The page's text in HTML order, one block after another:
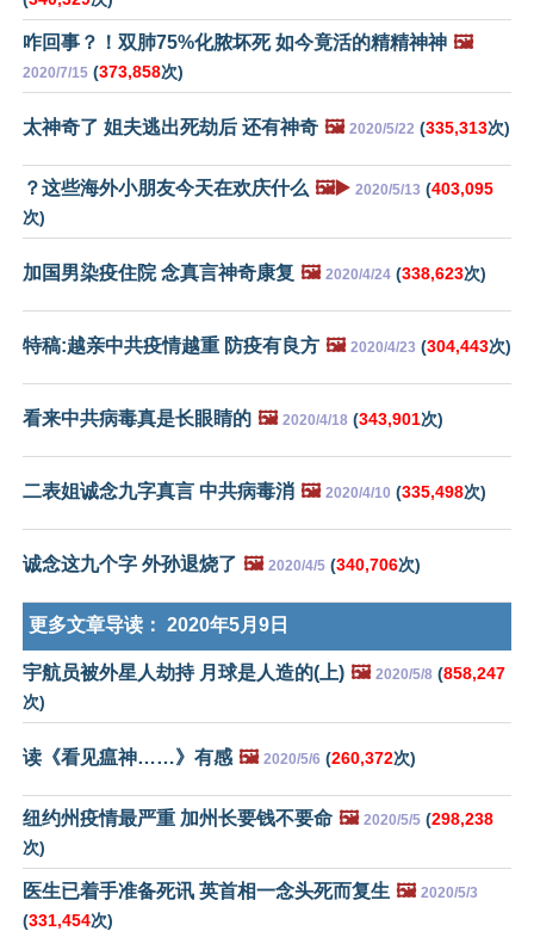
咋回事？！双肺75%化脓坏死 如今竟活的精精神神 🖼️
2020/7/15 (373,858次)
太神奇了 姐夫逃出死劫后 还有神奇 🖼️ 2020/5/22 (335,313次)
？这些海外小朋友今天在欢庆什么 🖼️▶️ 2020/5/13 (403,095
次)
加国男染疫住院 念真言神奇康复 🖼️ 2020/4/24 (338,623次)
特稿:越亲中共疫情越重 防疫有良方 🖼️ 2020/4/23 (304,443次)
看来中共病毒真是长眼睛的 🖼️ 2020/4/18 (343,901次)
二表姐诚念九字真言 中共病毒消 🖼️ 2020/4/10 (335,498次)
诚念这九个字 外孙退烧了 🖼️ 2020/4/5 (340,706次)
更多文章导读： 2020年5月9日
宇航员被外星人劫持 月球是人造的(上) 🖼️ 2020/5/8 (858,247
次)
读《看见瘟神……》有感 🖼️ 2020/5/6 (260,372次)
纽约州疫情最严重 加州长要钱不要命 🖼️ 2020/5/5 (298,238
次)
医生已着手准备死讯 英首相一念头死而复生 🖼️ 2020/5/3
(331,454次)